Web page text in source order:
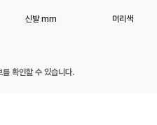
신발 mm 머리색
확인할 수 있습니다.